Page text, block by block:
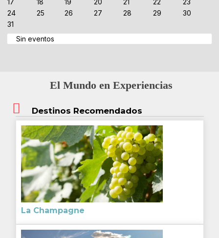
17
18 19 20 21 22
23
24
25 26 27 28 29
30
31
Sin eventos
El Mundo en Experiencias
Destinos Recomendados
La Champagne